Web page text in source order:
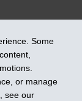
Some
or manage
see our